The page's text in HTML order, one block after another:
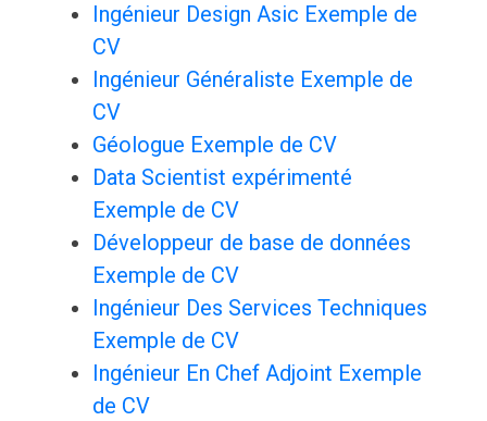
Ingénieur Design Asic Exemple de
CV
Ingénieur Généraliste Exemple de
CV
Géologue Exemple de CV
Data Scientist expérimenté
Exemple de CV
Développeur de base de données
Exemple de CV
Ingénieur Des Services Techniques
Exemple de CV
Ingénieur En Chef Adjoint Exemple
de CV